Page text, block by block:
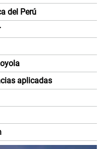
del Perú
aplicadas